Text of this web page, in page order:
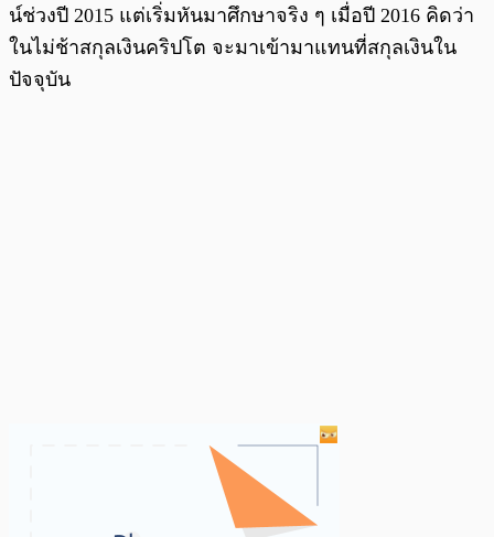
น์ช่วงปี 2015 แต่เริ่มหันมาศึกษาจริง ๆ เมื่อปี 2016 คิดว่า
ในไม่ช้าสกุลเงินคริปโต จะมาเข้ามาแทนที่สกุลเงินใน
ปัจจุบัน